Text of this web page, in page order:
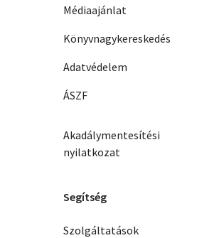
Médiaajánlat
Könyvnagykereskedés
Adatvédelem
ÁSZF
Akadálymentesítési
nyilatkozat
Segítség
Szolgáltatások